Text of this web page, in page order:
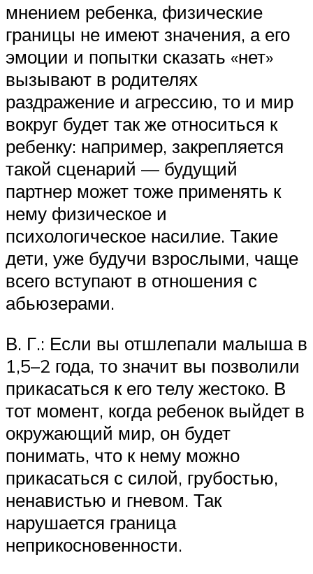
мнением ребенка, физические
границы не имеют значения, а его
эмоции и попытки сказать «нет»
вызывают в родителях
раздражение и агрессию, то и мир
вокруг будет так же относиться к
ребенку: например, закрепляется
такой сценарий — будущий
партнер может тоже применять к
нему физическое и
психологическое насилие. Такие
дети, уже будучи взрослыми, чаще
всего вступают в отношения с
абьюзерами.
В. Г.: Если вы отшлепали малыша в
1,5–2 года, то значит вы позволили
прикасаться к его телу жестоко. В
тот момент, когда ребенок выйдет в
окружающий мир, он будет
понимать, что к нему можно
прикасаться с силой, грубостью,
ненавистью и гневом. Так
нарушается граница
неприкосновенности.